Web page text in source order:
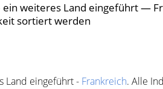
weiteres Land eingeführt —
sortiert werden
Land eingeführt - Frankreich. Alle